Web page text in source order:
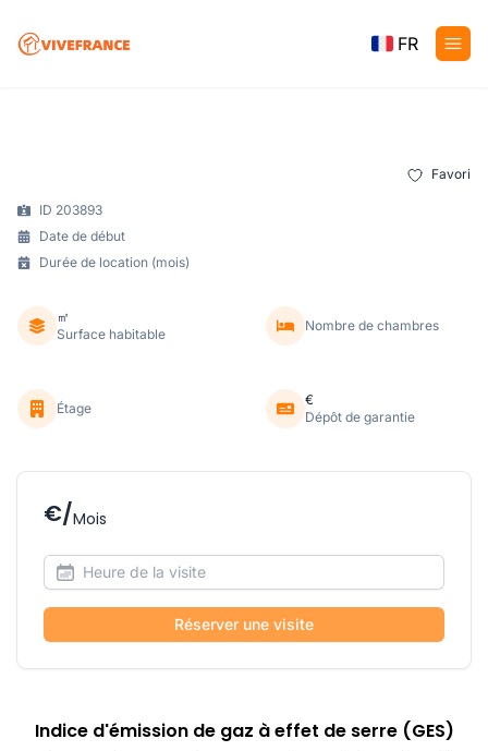
FR
Favori
ID 203893
Date de début
Durée de location (mois)
㎡
Surface habitable
Nombre de chambres
Étage
€
Dépôt de garantie
€/Mois
Réserver une visite
Indice d'émission de gaz à effet de serre (GES)